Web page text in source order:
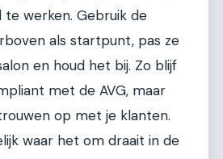
werken. Gebruik de
als startpunt, pas ze
en houd het bij. Zo blijf
met de AVG, maar
op met je klanten.
waar het om draait in de